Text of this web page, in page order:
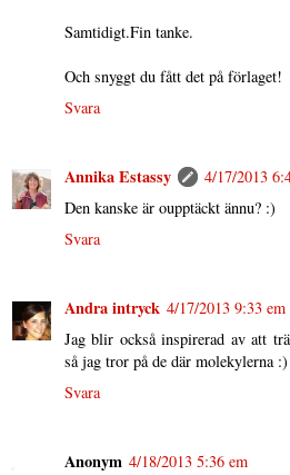
Samtidigt.Fin tanke.
Och snyggt du fått det på förlaget!
Svara
Annika Estassy
4/17/2013
Den kanske är oupptäckt ännu? :)
Svara
Andra intryck 4/17/2013 9:33 em
Jag blir också inspirerad av att
så jag tror på de där molekylerna :)
Svara
Anonym 4/18/2013 5:36 em